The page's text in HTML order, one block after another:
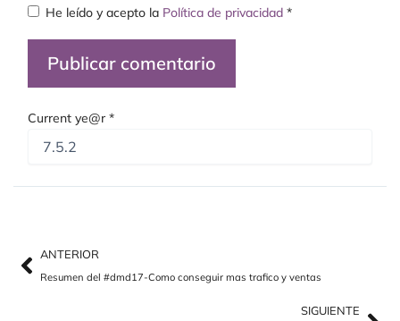
He leído y acepto la Política de privacidad *
Current ye@r *
AntANTERIOR
Resumen del #dmd17-Como conseguir mas trafico y ventas
SIGUIENTE